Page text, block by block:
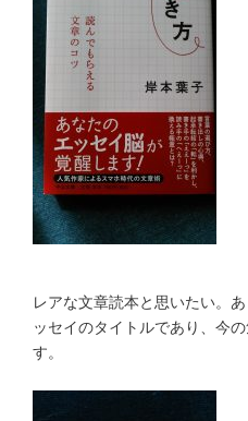
レアな文章読本と思いたい。
ッセイのタイトルであり、今
す。